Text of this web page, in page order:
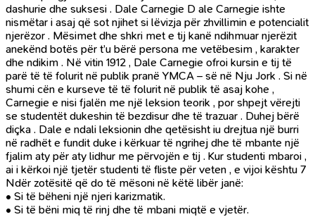
dashurie dhe suksesi . Dale Carnegie D ale Carnegie ishte
nismëtar i asaj që sot njihet si lëvizja për zhvillimin e potencialit
njerëzor . Mësimet dhe shkri met e tij kanë ndihmuar njerëzit
anekënd botës për t’u bërë persona me vetëbesim , karakter
dhe ndikim . Në vitin 1912 , Dale Carnegie ofroi kursin e tij të
parë të të folurit në publik pranë YMCA – së në Nju Jork . Si në
shumi cën e kurseve të të folurit në publik të asaj kohe ,
Carnegie e nisi fjalën me një leksion teorik , por shpejt vërejti
se studentët dukeshin të bezdisur dhe të trazuar . Duhej bërë
diçka . Dale e ndali leksionin dhe qetësisht iu drejtua një burri
në radhët e fundit duke i kërkuar të ngrihej dhe të mbante një
fjalim aty për aty lidhur me përvojën e tij . Kur studenti mbaroi ,
ai i kërkoi një tjetër studenti të fliste për veten , e vijoi kështu 7
Ndër zotësitë që do të mësoni në këtë libër janë:
• Si të bëheni një njeri karizmatik.
• Si të bëni miq të rinj dhe të mbani miqtë e vjetër.